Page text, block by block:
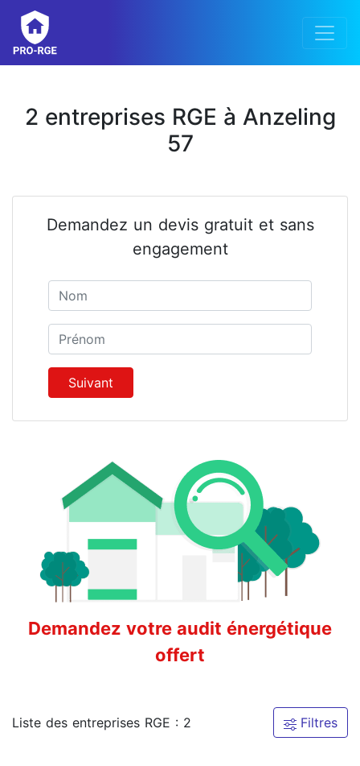
2 entreprises RGE à Anzeling
57
Demandez un devis gratuit et sans
engagement
Prénom
Suivant
Demandez votre audit énergétique
offert
Liste des entreprises RGE : 2 Filtres